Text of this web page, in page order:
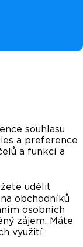
souhlasu
a preference
a funkcí a
udělit
obchodníků
osobních
zájem. Máte
využití